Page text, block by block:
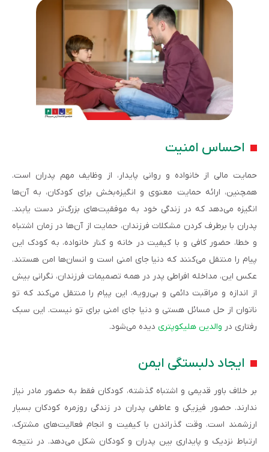
احساس امنیت
حمایت مالی از خانواده و روانی پایدار، از وظایف مهم پدران است.
همچنین، ارائه حمایت معنوی و انگیزه‌بخش برای کودکان، به آن‌ها
انگیزه می‌دهد که در زندگی خود به موفقیت‌های بزرگ‌تر دست یابند.
پدران با برطرف کردن مشکلات فرزندان، حمایت از آن‌ها در زمان اشتباه
و خطا، حضور کافی و با کیفیت در خانه و کنار خانواده، به کودک این
پیام را منتقل می‌کنند که دنیا جای امنی است و انسان‌ها امن هستند.
عکس این، مداخله افراطی پدر در همه تصمیمات فرزندان، نگرانی بیش
از اندازه و مراقبت دائمی و بی‌رویه، این پیام را منتقل می‌کند که تو
ناتوان از حل مسائل هستی و دنیا جای امنی برای تو نیست. این سبک
رفتاری در والدین هلیکوپتری دیده می‌شود.
ایجاد دلبستگی ایمن
بر خلاف باور قدیمی و اشتباه گذشته، کودکان فقط به حضور مادر نیاز
ندارند. حضور فیزیکی و عاطفی پدران در زندگی روزمره کودکان بسیار
ارزشمند است. وقت گذراندن با کیفیت و انجام فعالیت‌های مشترک،
ارتباط نزدیک و پایداری بین پدران و کودکان شکل می‌دهد. در نتیجه